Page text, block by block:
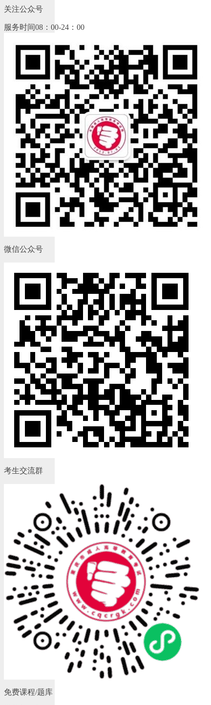
关注公众号
服务时间08：00-24：00
微信公众号
考生交流群
免费课程/题库